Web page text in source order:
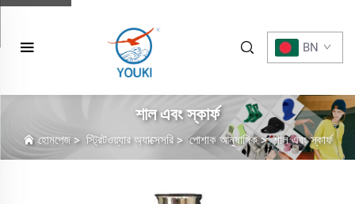
BN
শাল এবং স্কার্ফ
হোমপেজ> স্ট্রিটওয়্যার অ্যাক্সেসরি>পোশাক আনুষাঙ্গিক>শাল এবং স্কার্ফ